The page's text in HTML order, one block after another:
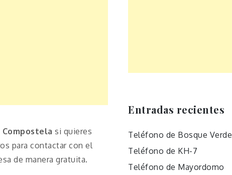
si quieres
para contactar con el
de manera gratuita.
Entradas recientes
Teléfono de Bosque Verde
Teléfono de KH-7
Teléfono de Mayordomo